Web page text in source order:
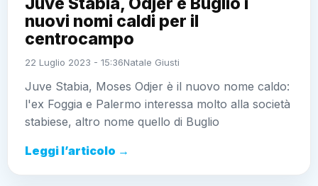
nuovi nomi caldi per il
centrocampo
22 Luglio 2023 - 15:36Natale Giusti
Juve Stabia, Moses Odjer è il nuovo nome caldo:
l'ex Foggia e Palermo interessa molto alla società
stabiese, altro nome quello di Buglio
Leggi l’articolo →